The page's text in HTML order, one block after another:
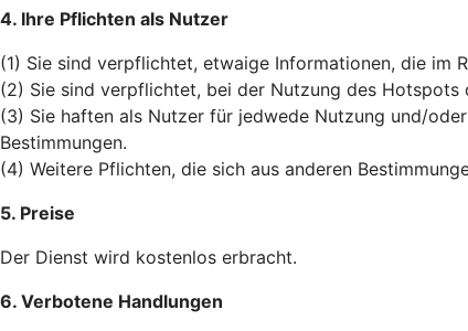
4. Ihre Pflichten als Nutzer
(1) Sie sind verpflichtet, etwaige Informationen, die im
(2) Sie sind verpflichtet, bei der Nutzung des Hotspots
(3) Sie haften als Nutzer für jedwede Nutzung und/
Bestimmungen.
(4) Weitere Pflichten, die sich aus anderen
5. Preise
Der Dienst wird kostenlos erbracht.
6. Verbotene Handlungen